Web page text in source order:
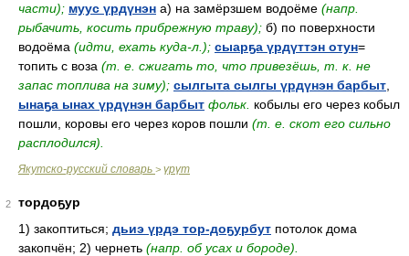
части); муус үрдүнэн а) на замёрзшем водоёме (напр.
рыбачить, косить прибрежную траву); б) по поверхности
водоёма (идти, ехать куда-л.); сыарҕа үрдүттэн отун=
топить с воза (т. е. сжигать то, что привезёшь, т. к. не
запас топлива на зиму); сылгыта сылгы үрдүнэн барбыт
ынаҕа ынах үрдүнэн барбыт фольк. кобылы его через кобыл
пошли, коровы его через коров пошли (т. е. скот его сильно
расплодился).
Якутско-русский словарь > үрүт
2
тордоҕур
1) закоптиться; дьиэ үрдэ тор-доҕурбут потолок дома
закопчён; 2) чернеть (напр. об усах и бороде).